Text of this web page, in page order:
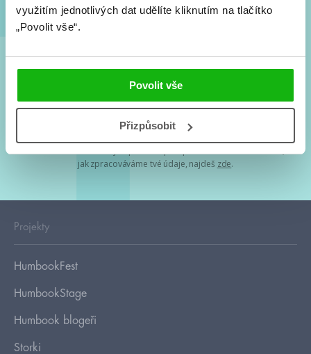
využitím jednotlivých dat udělíte kliknutím na tlačítko
„Povolit vše“.
Povolit vše
Přizpůsobit
Souhlasím spodmínkami zpracování osobních údajů
Tvá e-mailová adresa je u nás v bezpečí. Přečti si
jak zpracováváme tvé údaje, najdeš zde.
Projekty
HumbookFest
HumbookStage
Humbook blogeři
Storki